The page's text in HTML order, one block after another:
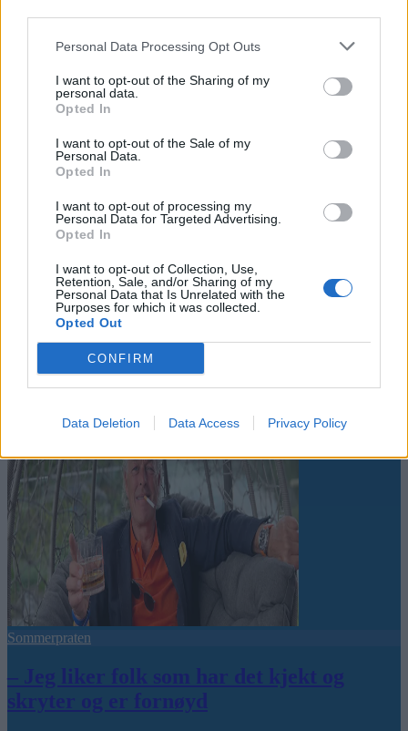
Personal Data Processing Opt Outs
I want to opt-out of the Sharing of my
personal data.
Opted In
I want to opt-out of the Sale of my
Personal Data.
Opted In
I want to opt-out of processing my
Personal Data for Targeted Advertising.
Opted In
I want to opt-out of Collection, Use,
Retention, Sale, and/or Sharing of my
Personal Data that Is Unrelated with the
Purposes for which it was collected.
Opted Out
CONFIRM
Data Deletion Data Access Privacy Policy
Nokon må sove dårleg om natta
Abonnement
Sommerpraten
– Jeg liker folk som har det kjekt og
skryter og er fornøyd